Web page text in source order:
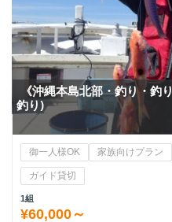
《沖縄本島北部・釣り・釣
釣り)
御一人様OK 家族向けプラン
ガイド貸切
1組
¥60,000～